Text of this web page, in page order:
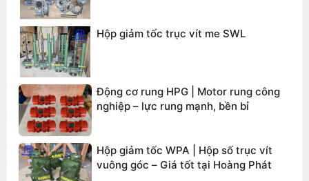
TƯ VẤN BÁO GIÁ
Hộp giảm tốc trục vít me SWL
Động cơ rung HPG | Motor rung công
nghiệp – lực rung mạnh, bền bỉ
Hộp giảm tốc WPA | Hộp số trục vít
vuông góc – Giá tốt tại Hoàng Phát